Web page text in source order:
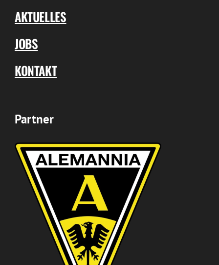
AKTUELLES
JOBS
KONTAKT
Partner